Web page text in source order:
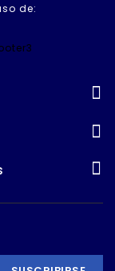
de: